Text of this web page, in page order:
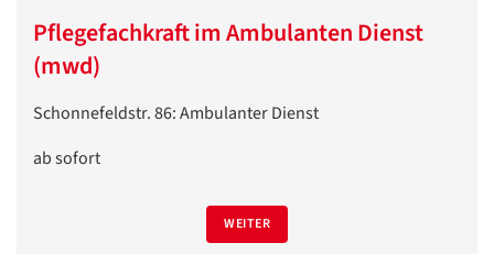
Pflegefachkraft im Ambulanten Dienst
(mwd)
Schonnefeldstr. 86: Ambulanter Dienst
ab sofort
WEITER
Datenschutzerklärung
Datenschutzerklärung